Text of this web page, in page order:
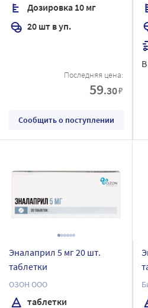
Дозировка 10 мг
20 шт в уп.
Последняя цена:
59.30₽
Сообщить о поступлении
Эналаприл 5 мг 20 шт.
таблетки
ОЗОН ООО
таблетки